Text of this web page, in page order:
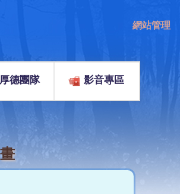
網站管理
厚德團隊 影音專區